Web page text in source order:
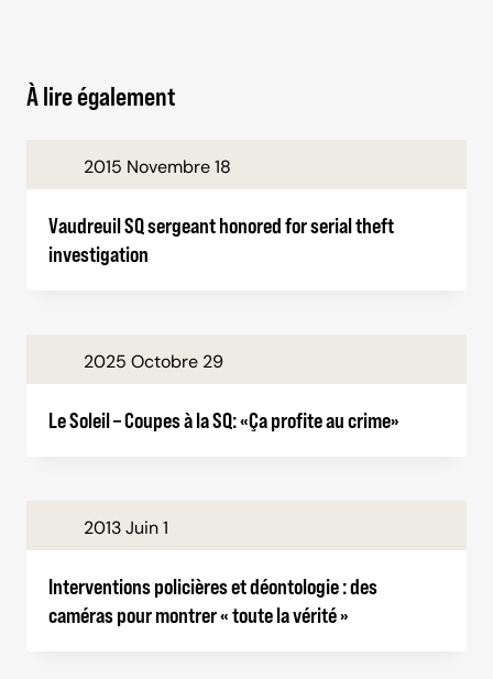
À lire également
2015 Novembre 18
Vaudreuil SQ sergeant honored for serial theft
investigation
2025 Octobre 29
Le Soleil – Coupes à la SQ: «Ça profite au crime»
2013 Juin 1
Interventions policières et déontologie : des
caméras pour montrer « toute la vérité »